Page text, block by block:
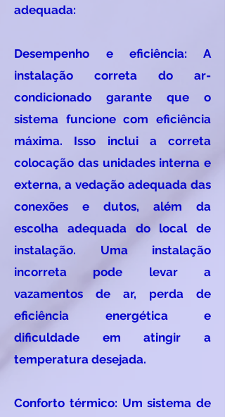
adequada:
Desempenho e eficiência: A
instalação correta do ar-
condicionado garante que o
sistema funcione com eficiência
máxima. Isso inclui a correta
colocação das unidades interna e
externa, a vedação adequada das
conexões e dutos, além da
escolha adequada do local de
instalação. Uma instalação
incorreta pode levar a
vazamentos de ar, perda de
eficiência energética e
dificuldade em atingir a
temperatura desejada.
Conforto térmico: Um sistema de